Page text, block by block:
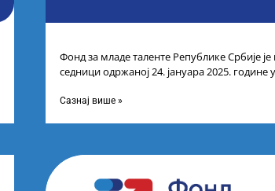
Фонд за младе таленте Републике Србије је
седници одржаној 24. јануара 2025. године
Сазнај више »